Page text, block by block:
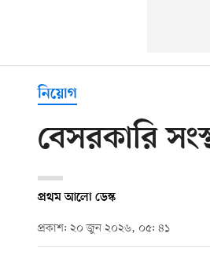
নিয়োগ
বেসরকারি
প্রথম আলো ডেস্ক
প্রকাশ: ২০ জুন ২০২৬, ০৫: ৪১